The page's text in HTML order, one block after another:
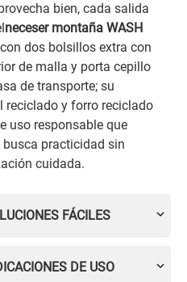
bien, cada salida
neceser montaña WASH
dos bolsillos extra con
de malla y porta cepillo
de transporte; su
y forro reciclado
uso responsable que
practicidad sin
cuidada.
FÁCILES
DE USO